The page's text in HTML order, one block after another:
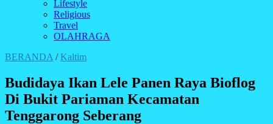
Lifestyle
Religious
Travel
OLAHRAGA
BERANDA /Kaltim
Budidaya Ikan Lele Panen Raya Bioflog
Di Bukit Pariaman Kecamatan
Tenggarong Seberang